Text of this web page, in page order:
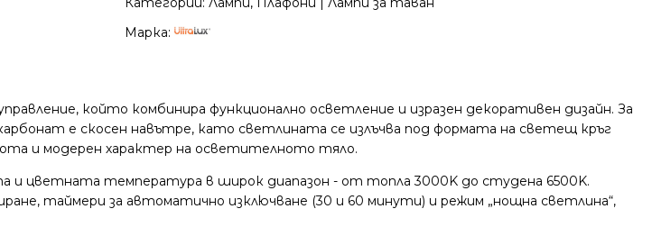
Марка:
който комбинира функционално осветление и изразен декоративен дизайн. За
е скосен навътре, като светлината се излъчва под формата на светещ кръг
и модерен характер на осветителното тяло.
цветната температура в широк диапазон - от топла 3000K до студена 6500K.
таймери за автоматично изключване (30 и 60 минути) и режим „нощна светлина“,